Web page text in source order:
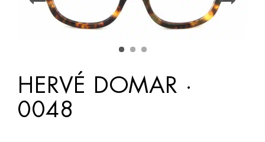
HERVÉ DOMAR ·
0048